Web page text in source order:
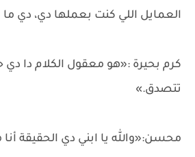
العمايل اللي كنت بعملها دي، دي
كرم بحيرة :«هو معقول الكلام دا
تتصدق.»
محسن:«والله يا ابني دي الحقيقة